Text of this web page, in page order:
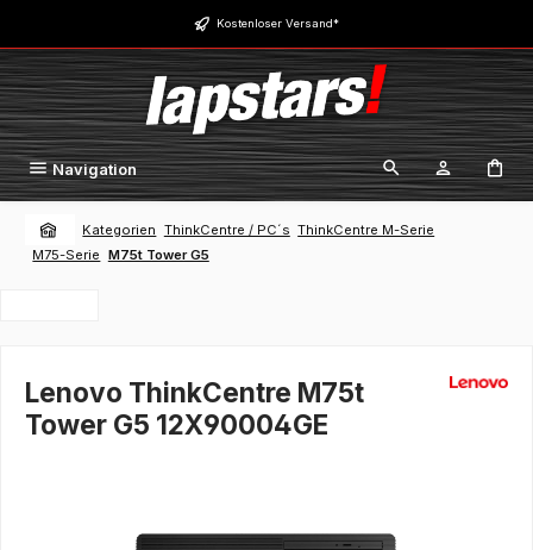
Zum Hauptinhalt springen Kostenloser Versand*
Navigation
Kategorien ThinkCentre / PC´s ThinkCentre M-Serie
M75-Serie M75t Tower G5
Lenovo ThinkCentre M75t
Tower G5 12X90004GE